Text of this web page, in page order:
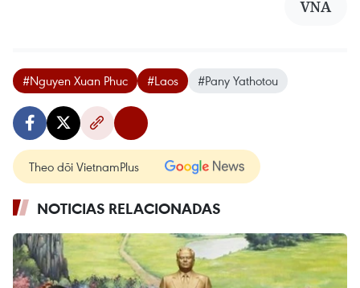
VNA
#Nguyen Xuan Phuc #Laos #Pany Yathotou
Theo dõi VietnamPlus
NOTICIAS RELACIONADAS